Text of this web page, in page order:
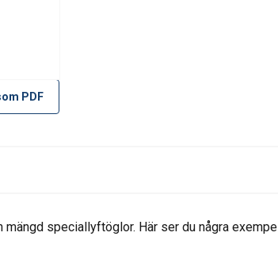
PDF
speciallyftöglor. Här ser du några
använder cookies
av vår webbplats med våra reklam- och